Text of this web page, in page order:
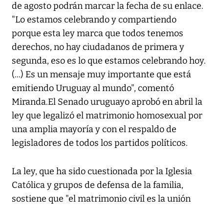
de agosto podrán marcar la fecha de su enlace.
"Lo estamos celebrando y compartiendo
porque esta ley marca que todos tenemos
derechos, no hay ciudadanos de primera y
segunda, eso es lo que estamos celebrando hoy.
(...) Es un mensaje muy importante que está
emitiendo Uruguay al mundo", comentó
Miranda.El Senado uruguayo aprobó en abril la
ley que legalizó el matrimonio homosexual por
una amplia mayoría y con el respaldo de
legisladores de todos los partidos políticos.
La ley, que ha sido cuestionada por la Iglesia
Católica y grupos de defensa de la familia,
sostiene que "el matrimonio civil es la unión